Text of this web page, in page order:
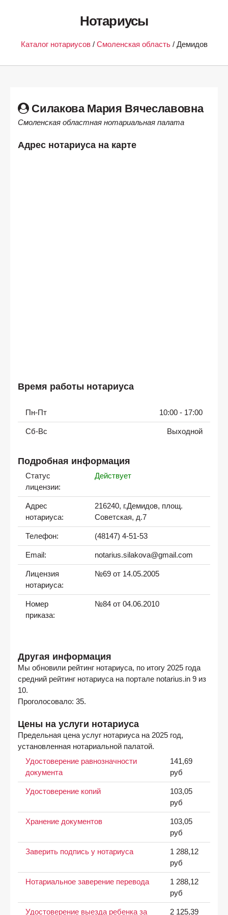
Нотариусы
Каталог нотариусов/ Смоленская область/ Демидов
Силакова Мария Вячеславовна
Смоленская областная нотариальная палата
Адрес нотариуса на карте
Время работы нотариуса
Пн-Пт 10:00 - 17:00
Сб-Вс Выходной
Подробная информация
Статус
лицензии:
Действует
Адрес
нотариуса:
216240, г.Демидов, площ.
Советская, д.7
Телефон: (48147) 4-51-53
Email: notarius.silakova@gmail.com
Лицензия
нотариуса:
№69 от 14.05.2005
Номер
приказа:
№84 от 04.06.2010
Другая информация
Мы обновили рейтинг нотариуса, по итогу 2025 года
средний рейтинг нотариуса на портале notarius.in 9 из
10.
Проголосовало: 35.
Цены на услуги нотариуса
Предельная цена услуг нотариуса на 2025 год,
установленная нотариальной палатой.
Удостоверение равнозначности
документа
141,69
руб
Удостоверение копий
103,05
руб
Хранение документов
103,05
руб
Заверить подпись у нотариуса
1 288,12
руб
Нотариальное заверение перевода
1 288,12
руб
Удостоверение выезда ребенка за 2 125,39